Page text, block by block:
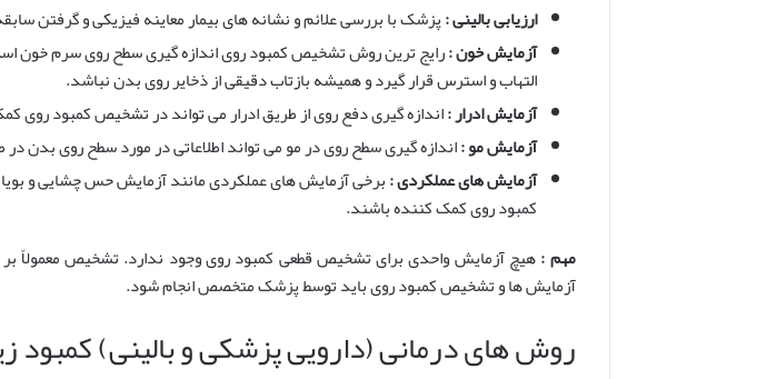
ارزیابی بالینی :پزشک با بررسی علائم و نشانه های بیمار معاینه فیزیکی و گرفتن
آزمایش خون :رایج ترین روش تشخیص کمبود روی اندازه گیری سطح روی سرم خون
التهاب و استرس قرار گیرد و همیشه بازتاب دقیقی از ذخایر روی بدن نباشد.
آزمایش ادرار :اندازه گیری دفع روی از طریق ادرار می تواند در تشخیص کمبود روی
آزمایش مو :اندازه گیری سطح روی در مو می تواند اطلاعاتی در مورد سطح روی بدن
آزمایش های عملکردی :برخی آزمایش های عملکردی مانند آزمایش حس چشایی و
کمبود روی کمک کننده باشند.
مهم :هیچ آزمایش واحدی برای تشخیص قطعی کمبود روی وجود ندارد. تشخیص معمولاً بر
آزمایش ها و تشخیص کمبود روی باید توسط پزشک متخصص انجام شود.
روش های درمانی (دارویی پزشکی و بالینی) کمبود